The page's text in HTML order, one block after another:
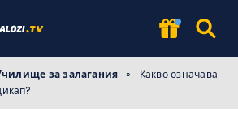
за залагания »
Какво означава